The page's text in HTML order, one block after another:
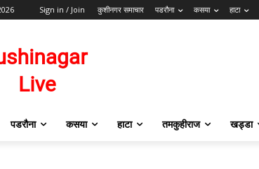
Sign in / Join कुशीनगर समाचार पडरौना कसया हाटा
पडरौना कसया हाटा तमकुहीराज खड्डा